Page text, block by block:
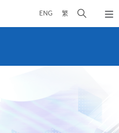
ENG 繁
开
弹
出